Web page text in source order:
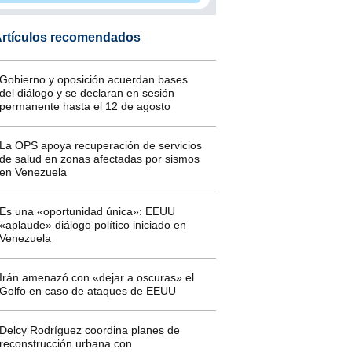
recomendados
y oposición acuerdan bases
diálogo y se declaran en sesión
hasta el 12 de agosto
OPS apoya recuperación de servicios
salud en zonas afectadas por sismos
Venezuela
una «oportunidad única»: EEUU
diálogo político iniciado en
amenazó con «dejar a oscuras» el
en caso de ataques de EEUU
Rodríguez coordina planes de
urbana con